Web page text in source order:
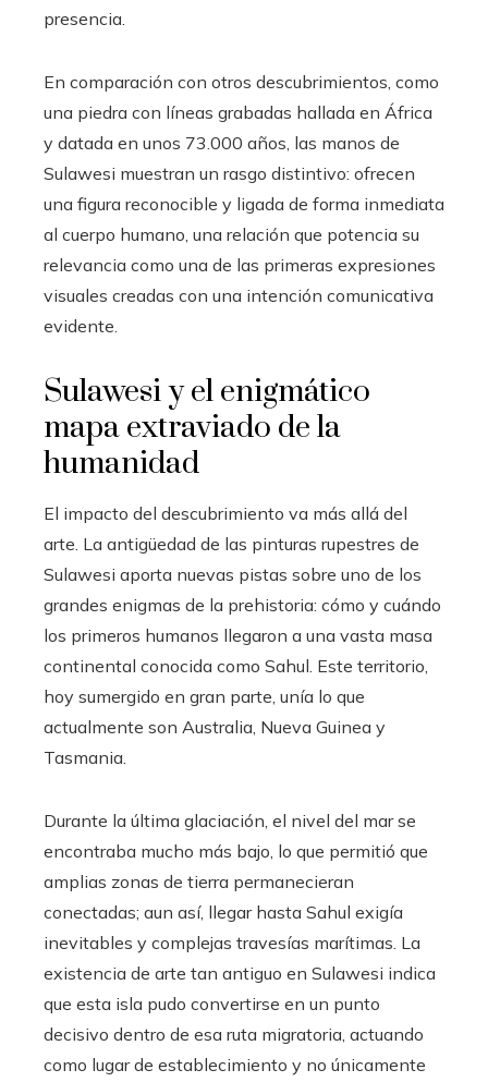
presencia.
En comparación con otros descubrimientos, como
una piedra con líneas grabadas hallada en África
y datada en unos 73.000 años, las manos de
Sulawesi muestran un rasgo distintivo: ofrecen
una figura reconocible y ligada de forma inmediata
al cuerpo humano, una relación que potencia su
relevancia como una de las primeras expresiones
visuales creadas con una intención comunicativa
evidente.
Sulawesi y el enigmático
mapa extraviado de la
humanidad
El impacto del descubrimiento va más allá del
arte. La antigüedad de las pinturas rupestres de
Sulawesi aporta nuevas pistas sobre uno de los
grandes enigmas de la prehistoria: cómo y cuándo
los primeros humanos llegaron a una vasta masa
continental conocida como Sahul. Este territorio,
hoy sumergido en gran parte, unía lo que
actualmente son Australia, Nueva Guinea y
Tasmania.
Durante la última glaciación, el nivel del mar se
encontraba mucho más bajo, lo que permitió que
amplias zonas de tierra permanecieran
conectadas; aun así, llegar hasta Sahul exigía
inevitables y complejas travesías marítimas. La
existencia de arte tan antiguo en Sulawesi indica
que esta isla pudo convertirse en un punto
decisivo dentro de esa ruta migratoria, actuando
como lugar de establecimiento y no únicamente